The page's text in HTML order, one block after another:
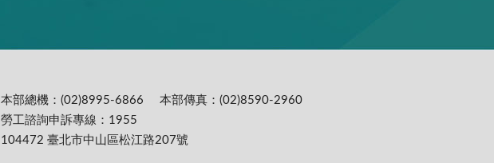
本部總機：(02)8995-6866
本部傳真：(02)8590-2960
勞工諮詢申訴專線：1955
104472 臺北市中山區松江路207號